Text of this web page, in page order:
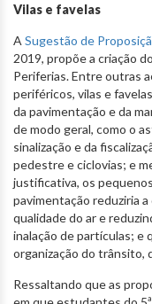
Vilas e favelas
A Sugestão de
2019, propõe a criação
Periferias. Entre outras
periféricos, vilas e
da pavimentação e da
de modo geral, como o
sinalização e da
pedestre e ciclovias; e
justificativa, os
pavimentação reduziria
qualidade do ar e
inalação de partículas; e
organização do trânsito,
Ressaltando que as